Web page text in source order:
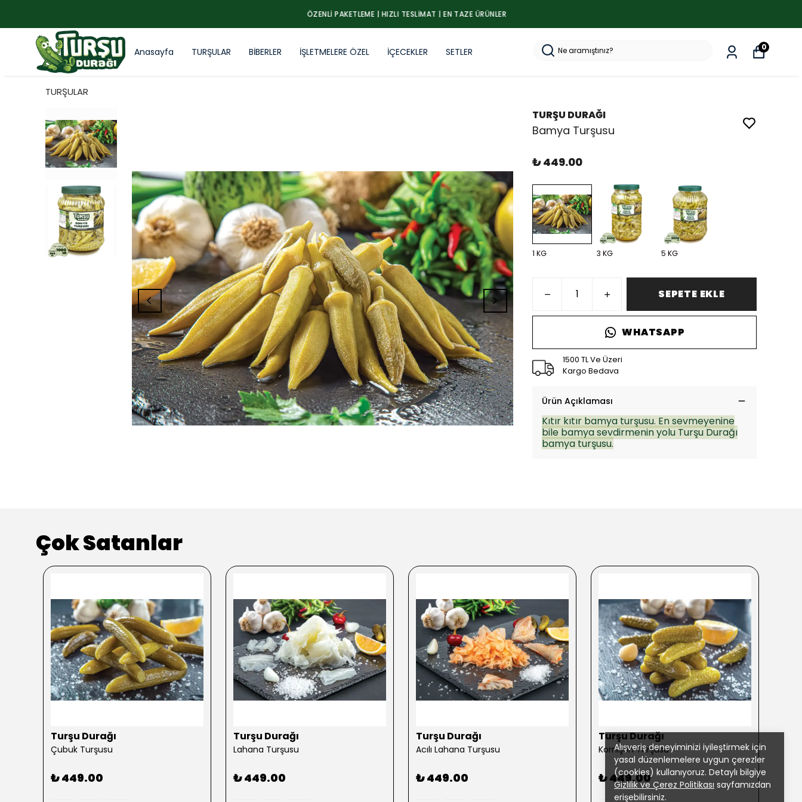
ÖZENLI PAKETLEME | HIZLI TESLIMAT | EN TAZE ÜRÜNLER
Anasayfa TURŞULAR BİBERLER İŞLETMELERE ÖZEL İÇECEKLER SETLER 0
Alışveriş deneyiminizi iyileştirmek için
yasal düzenlemelere uygun çerezler
(cookies) kullanıyoruz. Detaylı bilgiye
Gizlilik ve Çerez Politikası sayfamızdan
erişebilirsiniz.
TURŞULAR
TURŞU DURAĞI
Bamya Turşusu
₺ 449.00
1 KG 3 KG 5 KG
SEPETE EKLE
WHATSAPP
1500 TL Ve Üzeri
Kargo Bedava
Ürün Açıklaması
Kıtır kıtır bamya turşusu. En sevmeyenine
bile bamya sevdirmenin yolu Turşu Durağı
bamya turşusu.
Çok Satanlar
Turşu Durağı
Çubuk Turşusu
₺ 449.00
Turşu Durağı
Lahana Turşusu
₺ 449.00
Turşu Durağı
Acılı Lahana Turşusu
₺ 449.00
Turşu Durağı
Kornişon Turşusu
₺ 449.00